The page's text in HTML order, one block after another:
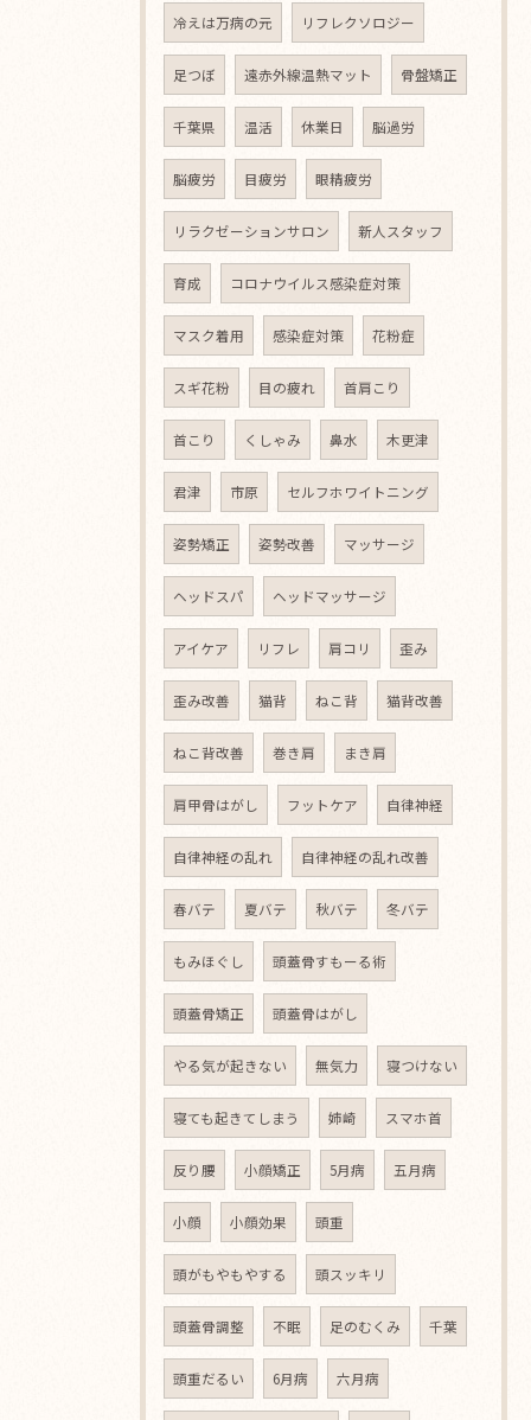
冷えは万病の元 リフレクソロジー
足つぼ 遠赤外線温熱マット 骨盤矯正
千葉県 温活 休業日 脳過労
脳疲労 目疲労 眼精疲労
リラクゼーションサロン 新人スタッフ
育成 コロナウイルス感染症対策
マスク着用 感染症対策 花粉症
スギ花粉 目の疲れ 首肩こり
首こり くしゃみ 鼻水 木更津
君津 市原 セルフホワイトニング
姿勢矯正 姿勢改善 マッサージ
ヘッドスパ ヘッドマッサージ
アイケア リフレ 肩コリ 歪み
歪み改善 猫背 ねこ背 猫背改善
ねこ背改善 巻き肩 まき肩
肩甲骨はがし フットケア 自律神経
自律神経の乱れ 自律神経の乱れ改善
春バテ 夏バテ 秋バテ 冬バテ
もみほぐし 頭蓋骨すもーる術
頭蓋骨矯正 頭蓋骨はがし
やる気が起きない 無気力 寝つけない
寝ても起きてしまう 姉崎 スマホ首
反り腰 小顔矯正 5月病 五月病
小顔 小顔効果 頭重
頭がもやもやする 頭スッキリ
頭蓋骨調整 不眠 足のむくみ 千葉
頭重だるい 6月病 六月病